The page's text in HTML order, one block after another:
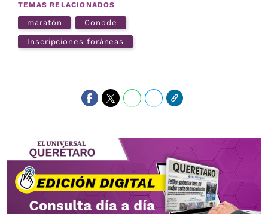
TEMAS RELACIONADOS
maratón Condde
Inscripciones foráneas